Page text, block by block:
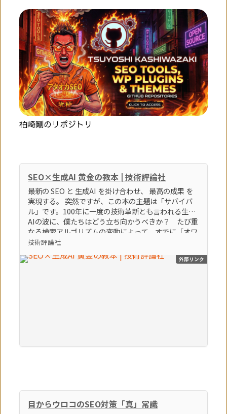
柏崎剛のリポジトリ
SEO×生成AI 黄金の教本 | 技術評論社
最新の SEO と 生成AI を掛け合わせ、 最高の成果 を
実現する。 突然ですが、この本の主題は「サバイバ
ル」です。100年に一度の技術革新とも言われる生成
AIの波に、僕たちはどう立ち向かうべきか？ たび重
なる検索アルゴリズムの変動によって、すでに「オワ
コン」とすら言われているブログやアフィリエイトサ
るのか？ そんな「生き残るための術」をテーマに、
技術評論社
外部リンク
目からウロコのSEO対策「真」常識